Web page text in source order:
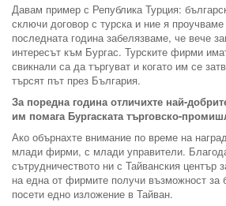
Давам пример с Република Турция:
сключи договор с турска и ние я
последната година забелязваме, че вече
интересът към Бургас. Турските фирми
свикнали са да търгуват и когато им се
търсят път през България.
За поредна година отличихте най-
им помага Бургаската търговско-
Ако обърнахте внимание по време на
млади фирми, с млади управители.
сътрудничеството ни с Тайванския център
на една от фирмите получи възможност за
посети едно изложение в Тайван.